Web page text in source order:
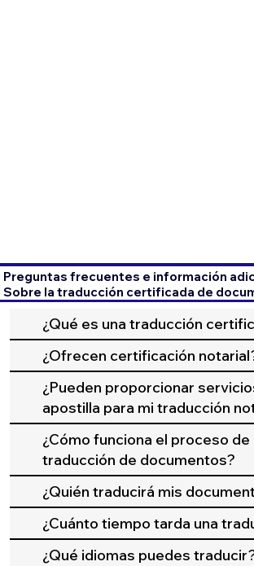
Preguntas frecuentes e información
Sobre la traducción certificada de
¿Qué es una traducción
¿Ofrecen certificación
¿Pueden proporcionar
apostilla para mi traducción
¿Cómo funciona el proceso de
traducción de documentos?
¿Quién traducirá mis
¿Cuánto tiempo tarda una
¿Qué idiomas puedes